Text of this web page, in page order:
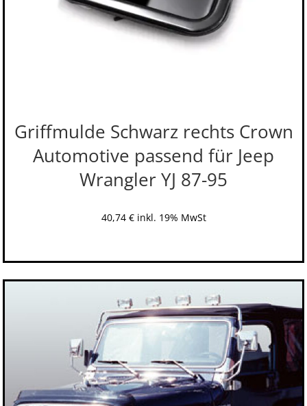
Griffmulde Schwarz rechts Crown
Automotive passend für Jeep
Wrangler YJ 87-95
40,74 € inkl. 19% MwSt